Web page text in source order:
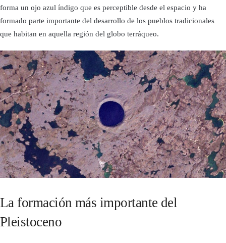
forma un ojo azul índigo que es perceptible desde el espacio y ha
formado parte importante del desarrollo de los pueblos tradicionales
que habitan en aquella región del globo terráqueo.
La formación más importante del
Pleistoceno